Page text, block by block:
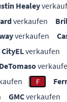
Healey
verkaufen
verkaufen
CityELverkaufen
DeTomaso
F
GMCverkaufen